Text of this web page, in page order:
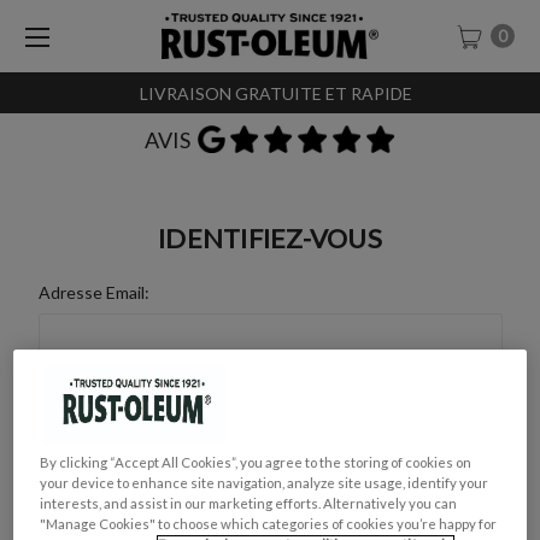
LIVRAISON GRATUITE ET RAPIDE
0
AVIS
IDENTIFIEZ-VOUS
Adresse Email:
Mot de Passe :
By clicking “Accept All Cookies”, you agree to the storing of cookies on
your device to enhance site navigation, analyze site usage, identify your
interests, and assist in our marketing efforts. Alternatively you can
"Manage Cookies" to choose which categories of cookies you’re happy for